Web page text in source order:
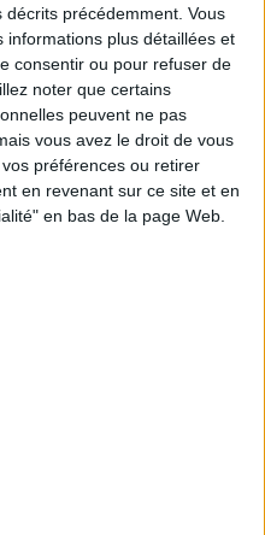
précédemment. Vous
informations plus détaillées et
consentir ou pour refuser de
noter que certains
peuvent ne pas
vous avez le droit de vous
préférences ou retirer
en revenant sur ce site et en
en bas de la page Web.
DU MARAIS